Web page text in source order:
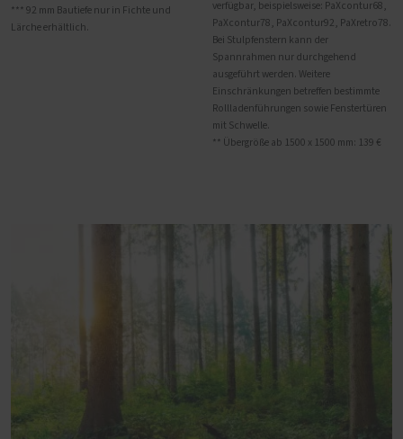
*** 92 mm Bautiefe nur in Fichte und
Lärche erhältlich.
verfügbar, beispielsweise: PaXcontur68,
PaXcontur78, PaXcontur92, PaXretro78.
Bei Stulpfenstern kann der
Spannrahmen nur durchgehend
ausgeführt werden. Weitere
Einschränkungen betreffen bestimmte
Rollladenführungen sowie Fenstertüren
mit Schwelle.
** Übergröße ab 1500 x 1500 mm: 139 €